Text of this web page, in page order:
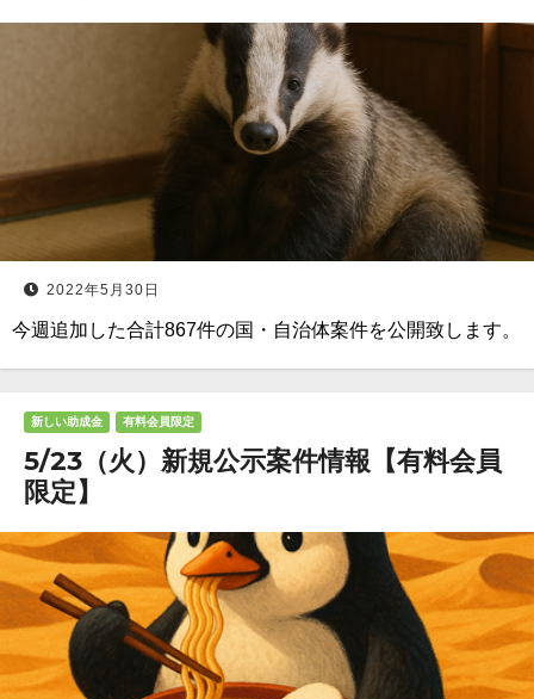
2022年5月30日
今週追加した合計867件の国・自治体案件を公開致します。
新しい助成金 有料会員限定
5/23（火）新規公示案件情報【有料会員
限定】